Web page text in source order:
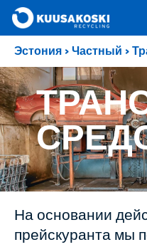
Эстония > Частный >
На основании
прейскуранта мы